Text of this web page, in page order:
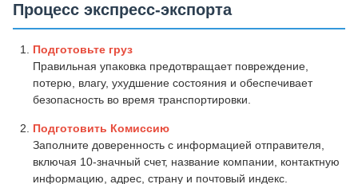
Процесс экспресс-экспорта
Подготовьте груз
Правильная упаковка предотвращает повреждение,
потерю, влагу, ухудшение состояния и обеспечивает
безопасность во время транспортировки.
Подготовить Комиссию
Заполните доверенность с информацией отправителя,
включая 10-значный счет, название компании, контактную
информацию, адрес, страну и почтовый индекс.